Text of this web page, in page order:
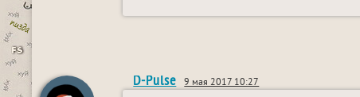
D-Pulse 9 мая 2017 10:27